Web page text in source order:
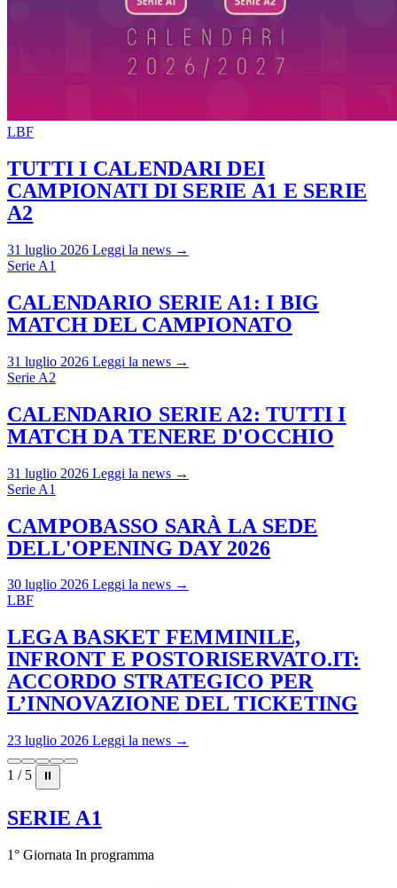
LBF
TUTTI I CALENDARI DEI
CAMPIONATI DI SERIE A1 E SERIE
A2
31 luglio 2026 Leggi la news →
Serie A1
CALENDARIO SERIE A1: I BIG
MATCH DEL CAMPIONATO
31 luglio 2026 Leggi la news →
Serie A2
CALENDARIO SERIE A2: TUTTI I
MATCH DA TENERE D'OCCHIO
31 luglio 2026 Leggi la news →
Serie A1
CAMPOBASSO SARÀ LA SEDE
DELL'OPENING DAY 2026
30 luglio 2026 Leggi la news →
LBF
LEGA BASKET FEMMINILE,
INFRONT E POSTORISERVATO.IT:
ACCORDO STRATEGICO PER
L’INNOVAZIONE DEL TICKETING
23 luglio 2026 Leggi la news →
1 / 5 ⏸
SERIE A1
1° Giornata In programma